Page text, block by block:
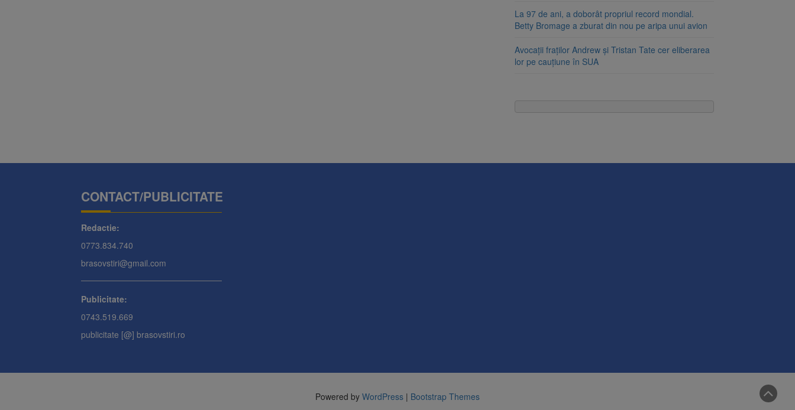
La 97 de ani, a doborât propriul record mondial.
Betty Bromage a zburat din nou pe aripa unui avion
Avocații fraților Andrew și Tristan Tate cer eliberarea
lor pe cauțiune în SUA
CONTACT/PUBLICITATE
Redactie:
0773.834.740
brasovstiri@gmail.com
Publicitate:
0743.519.669
publicitate [@] brasovstiri.ro
Powered by WordPress | Bootstrap Themes